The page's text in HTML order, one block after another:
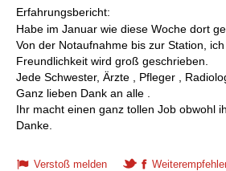
Erfahrungsbericht:
Habe im Januar wie diese Woche dort
Von der Notaufnahme bis zur Station, ich
Freundlichkeit wird groß geschrieben.
Jede Schwester, Ärzte , Pfleger ,
Ganz lieben Dank an alle .
Ihr macht einen ganz tollen Job obwohl
Danke.
Verstoß melden